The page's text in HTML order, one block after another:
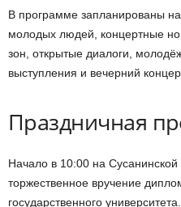
В программе запланированы
молодых людей, концертные
зон, открытые диалоги,
выступления и вечерний
Праздничная
Начало в 10:00 на Сусанинской
торжественное вручение
государственного